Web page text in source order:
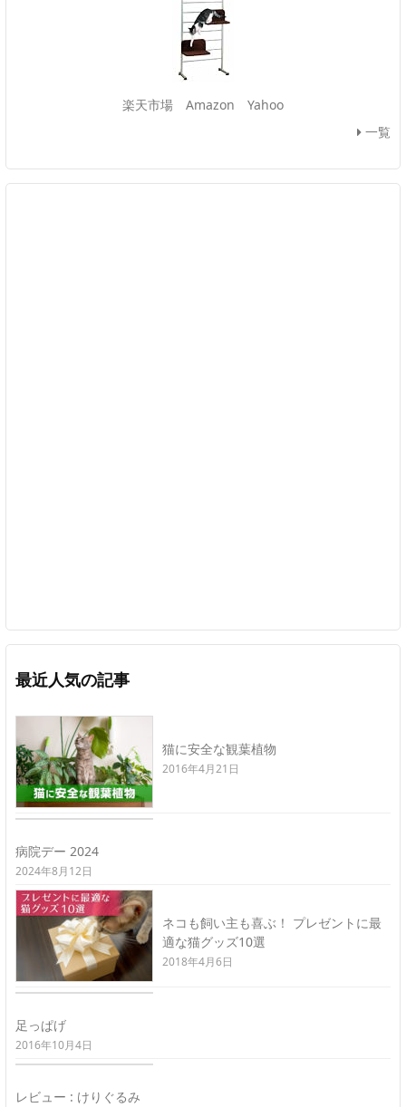
楽天市場 Amazon
Yahoo
一覧
最近人気の記事
猫に安全な観葉植物
2016年4月21日
病院デー 2024
2024年8月12日
ネコも飼い主も喜ぶ！ プレゼントに最
適な猫グッズ10選
2018年4月6日
足っぱげ
2016年10月4日
レビュー : けりぐるみ